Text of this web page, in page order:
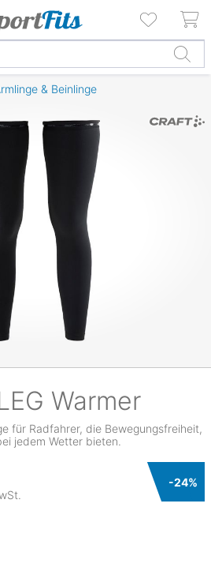
& Beinlinge
Warmer
für Radfahrer, die Bewegungsfreiheit,
jedem Wetter bieten.
-24%